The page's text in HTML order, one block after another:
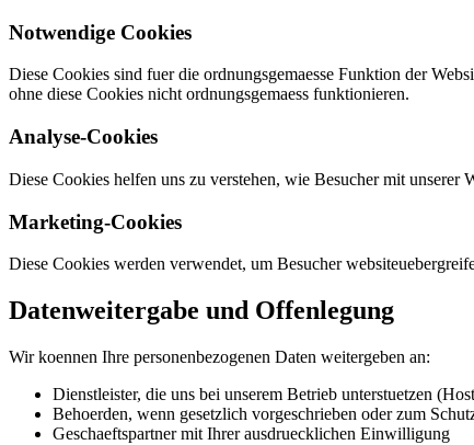
Notwendige Cookies
Diese Cookies sind fuer die ordnungsgemaesse Funktion der
ohne diese Cookies nicht ordnungsgemaess funktionieren.
Analyse-Cookies
Diese Cookies helfen uns zu verstehen, wie Besucher mit unserer
Marketing-Cookies
Diese Cookies werden verwendet, um Besucher
Datenweitergabe und Offenlegung
Wir koennen Ihre personenbezogenen Daten weitergeben an:
Dienstleister, die uns bei unserem Betrieb unterstuetzen
Behoerden, wenn gesetzlich vorgeschrieben oder zum
Geschaeftspartner mit Ihrer ausdruecklichen Einwilligung